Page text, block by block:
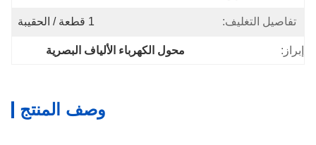
تفاصيل التغليف: 1 قطعة / الحقيبة
إبراز: محول الكهرباء الألياف البصرية
وصف المنتج